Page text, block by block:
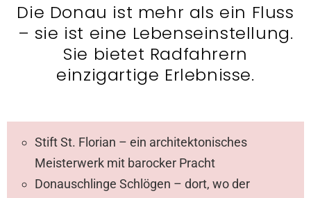
Die Donau ist mehr als ein Fluss
– sie ist eine Lebenseinstellung.
Sie bietet Radfahrern
einzigartige Erlebnisse.
Stift St. Florian – ein architektonisches
Meisterwerk mit barocker Pracht
Donauschlinge Schlögen – dort, wo der